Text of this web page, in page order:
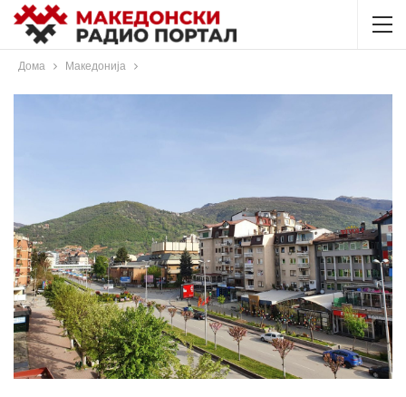
Дома Македонија